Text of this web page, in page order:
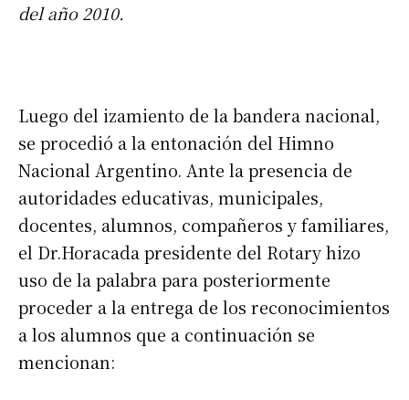
del año 2010.
Luego del izamiento de la bandera nacional,
se procedió a la entonación del Himno
Nacional Argentino. Ante la presencia de
autoridades educativas, municipales,
docentes, alumnos, compañeros y familiares,
el Dr.Horacada presidente del Rotary hizo
uso de la palabra para posteriormente
proceder a la entrega de los reconocimientos
a los alumnos que a continuación se
mencionan: